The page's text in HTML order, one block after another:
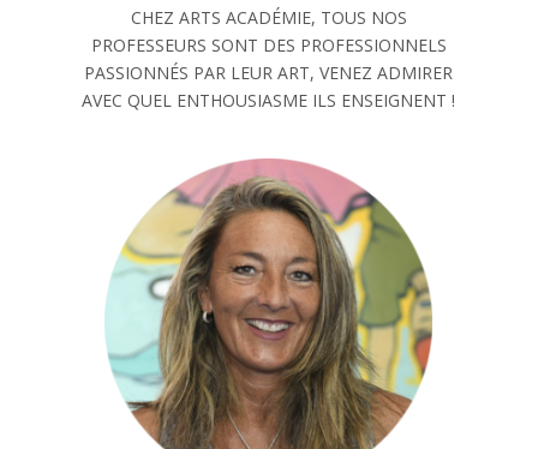
CHEZ ARTS ACADÉMIE, TOUS NOS
PROFESSEURS SONT DES PROFESSIONNELS
PASSIONNÉS PAR LEUR ART, VENEZ ADMIRER
AVEC QUEL ENTHOUSIASME ILS ENSEIGNENT !